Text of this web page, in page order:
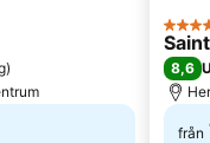
)
5
8,6
från